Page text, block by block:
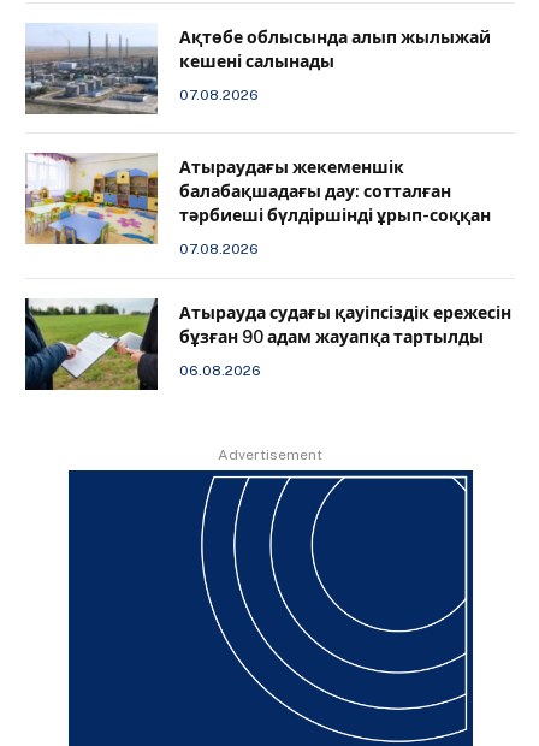
Ақтөбе облысында алып жылыжай
кешені салынады
07.08.2026
Атыраудағы жекеменшік
балабақшадағы дау: сотталған
тәрбиеші бүлдіршінді ұрып-соққан
07.08.2026
Атырауда судағы қауіпсіздік ережесін
бұзған 90 адам жауапқа тартылды
06.08.2026
Advertisement